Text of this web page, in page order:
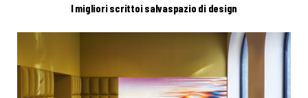
I migliori scrittoi salvaspazio di design